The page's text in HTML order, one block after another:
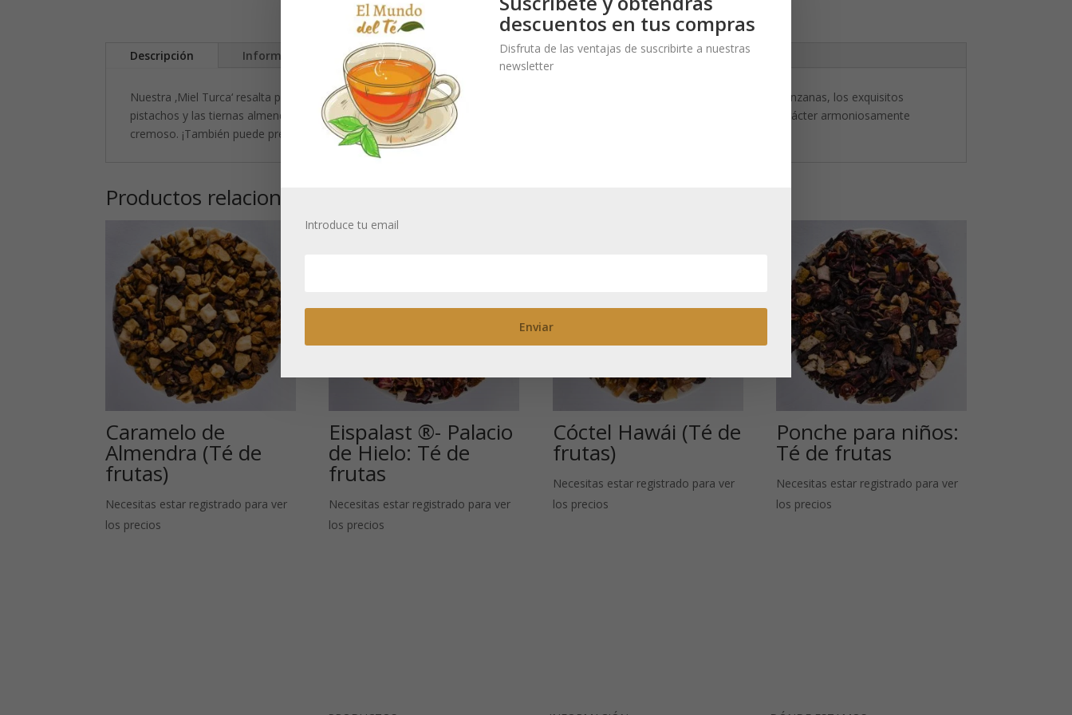
Descripción Información adicional
Nuestra ‚Miel Turca‘ resalta particularmente por su selección de ingredientes saludables para el estómago, como las suaves manzanas, los exquisitos
pistachos y las tiernas almendras. Los finos trozos de chocolate blanco y las notas de miel dulce confieren a esta mezcla un carácter armoniosamente
cremoso. ¡También puede prepararse con leche!.
Productos relacionados
Caramelo de
Almendra (Té de
frutas)
Necesitas estar registrado para ver
los precios
Eispalast ®- Palacio
de Hielo: Té de
frutas
Necesitas estar registrado para ver
los precios
Cóctel Hawái (Té de
frutas)
Necesitas estar registrado para ver
los precios
Ponche para niños:
Té de frutas
Necesitas estar registrado para ver
los precios
descuentos en tus compras
Disfruta de las ventajas de suscribirte a nuestras
newsletter
Introduce tu email